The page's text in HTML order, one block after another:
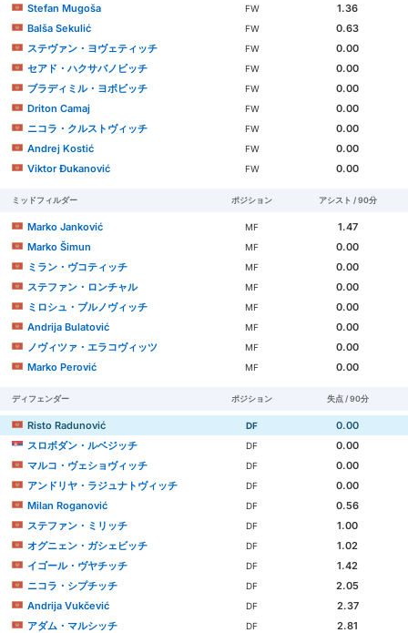
Stefan Mugoša
FW
1.36
Balša Sekulić
FW
0.63
ステヴァン・ヨヴェティッチ
FW
0.00
セアド・ハクサバノビッチ
FW
0.00
ブラディミル・ヨボビッチ
FW
0.00
Driton Camaj
FW
0.00
ニコラ・クルストヴィッチ
FW
0.00
Andrej Kostić
FW
0.00
Viktor Đukanović
FW 0.00
ミッドフィルダー ポジション アシスト / 90分
Marko Janković MF
1.47
Marko Šimun
MF
0.00
ミラン・ヴコティッチ
MF
0.00
ステファン・ロンチャル
MF
0.00
ミロシュ・ブルノヴィッチ
MF
0.00
Andrija Bulatović
MF
0.00
ノヴィツァ・エラコヴィッツ
MF
0.00
Marko Perović
MF 0.00
ディフェンダー ポジション 失点 / 90分
Risto Radunović DF
0.00
スロボダン・ルベジッチ
DF
0.00
マルコ・ヴェショヴィッチ
DF
0.00
アンドリヤ・ラジュナトヴィッチ
DF
0.00
Milan Roganović
DF
0.56
ステファン・ミリッチ
DF
1.00
オグニェン・ガシェビッチ
DF
1.02
イゴール・ヴヤチッチ
DF
1.42
ニコラ・シプチッチ
DF
2.05
Andrija Vukčević
DF
2.37
アダム・マルシッチ
DF
2.81